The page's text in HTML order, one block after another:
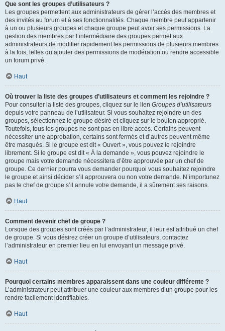
Que sont les groupes d’utilisateurs ?
Les groupes permettent aux administrateurs de gérer l’accès des membres et
des invités au forum et à ses fonctionnalités. Chaque membre peut appartenir
à un ou plusieurs groupes et chaque groupe peut avoir ses permissions. La
gestion des membres par l’intermédiaire des groupes permet aux
administrateurs de modifier rapidement les permissions de plusieurs membres
à la fois, telles qu’ajouter des permissions de modération ou rendre accessible
un forum privé.
Haut
Où trouver la liste des groupes d’utilisateurs et comment les rejoindre ?
Pour consulter la liste des groupes, cliquez sur le lien Groupes d’utilisateurs
depuis votre panneau de l’utilisateur. Si vous souhaitez rejoindre un des
groupes, sélectionnez le groupe désiré et cliquez sur le bouton approprié.
Toutefois, tous les groupes ne sont pas en libre accès. Certains peuvent
nécessiter une approbation, certains sont fermés et d’autres peuvent même
être masqués. Si le groupe est dit « Ouvert », vous pouvez le rejoindre
librement. Si le groupe est dit « À la demande », vous pouvez rejoindre le
groupe mais votre demande nécessitera d’être approuvée par un chef de
groupe. Ce dernier pourra vous demander pourquoi vous souhaitez rejoindre
le groupe et ainsi décider s’il approuvera ou non votre demande. N’importunez
pas le chef de groupe s’il annule votre demande, il a sûrement ses raisons.
Haut
Comment devenir chef de groupe ?
Lorsque des groupes sont créés par l’administrateur, il leur est attribué un chef
de groupe. Si vous désirez créer un groupe d’utilisateurs, contactez
l’administrateur en premier lieu en lui envoyant un message privé.
Haut
Pourquoi certains membres apparaissent dans une couleur différente ?
L’administrateur peut attribuer une couleur aux membres d’un groupe pour les
rendre facilement identifiables.
Haut